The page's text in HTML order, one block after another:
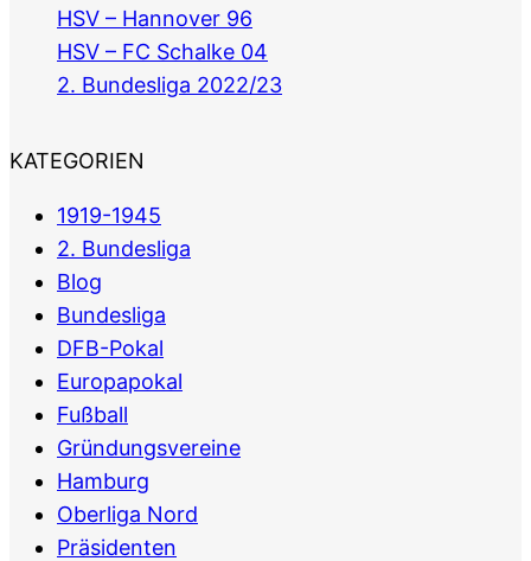
HSV – Hannover 96
HSV – FC Schalke 04
2. Bundesliga 2022/23
KATEGORIEN
1919-1945
2. Bundesliga
Blog
Bundesliga
DFB-Pokal
Europapokal
Fußball
Gründungsvereine
Hamburg
Oberliga Nord
Präsidenten